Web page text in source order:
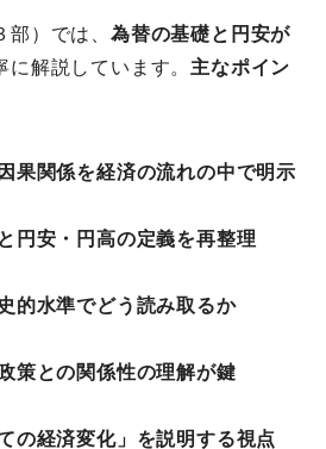
）では、 為替の基礎と円安が
に解説しています。 主なポイン
果関係を経済の流れの中で明示
円安・円高の定義を再整理
的水準でどう読み取るか
策との関係性の理解が鍵
の経済変化」を説明する視点